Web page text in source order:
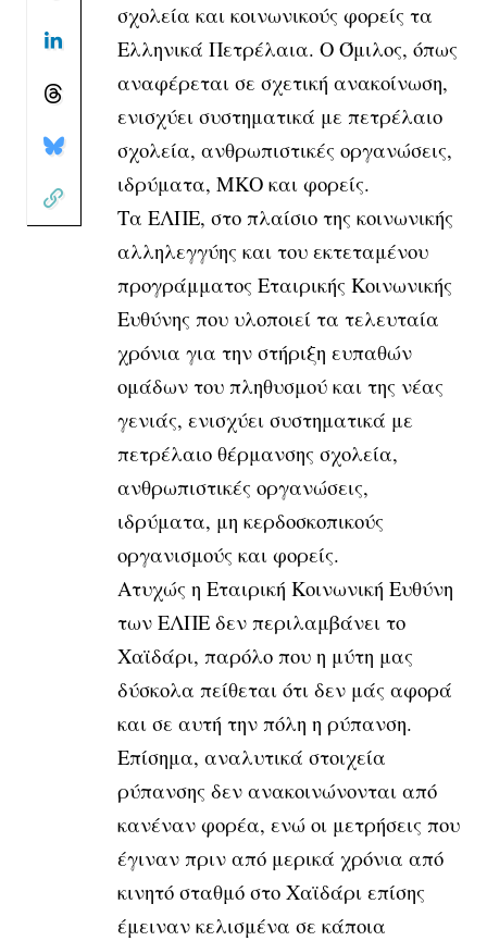
σχολεία και κοινωνικούς φορείς τα
Ελληνικά Πετρέλαια. Ο Όμιλος, όπως
αναφέρεται σε σχετική ανακοίνωση,
ενισχύει συστηματικά με πετρέλαιο
σχολεία, ανθρωπιστικές οργανώσεις,
ιδρύματα, ΜΚΟ και φορείς.
Τα ΕΛΠΕ, στο πλαίσιο της κοινωνικής
αλληλεγγύης και του εκτεταμένου
προγράμματος Εταιρικής Κοινωνικής
Ευθύνης που υλοποιεί τα τελευταία
χρόνια για την στήριξη ευπαθών
ομάδων του πληθυσμού και της νέας
γενιάς, ενισχύει συστηματικά με
πετρέλαιο θέρμανσης σχολεία,
ανθρωπιστικές οργανώσεις,
ιδρύματα, μη κερδοσκοπικούς
οργανισμούς και φορείς.
Ατυχώς η Εταιρική Κοινωνική Ευθύνη
των ΕΛΠΕ δεν περιλαμβάνει το
Χαϊδάρι, παρόλο που η μύτη μας
δύσκολα πείθεται ότι δεν μάς αφορά
και σε αυτή την πόλη η ρύπανση.
Επίσημα, αναλυτικά στοιχεία
ρύπανσης δεν ανακοινώνονται από
κανέναν φορέα, ενώ οι μετρήσεις που
έγιναν πριν από μερικά χρόνια από
κινητό σταθμό στο Χαϊδάρι επίσης
έμειναν κελισμένα σε κάποια